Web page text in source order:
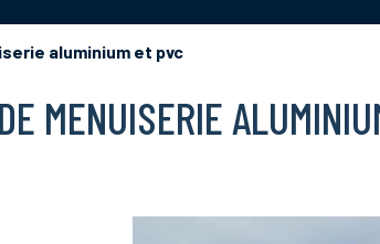
aluminium et pvc
MENUISERIE